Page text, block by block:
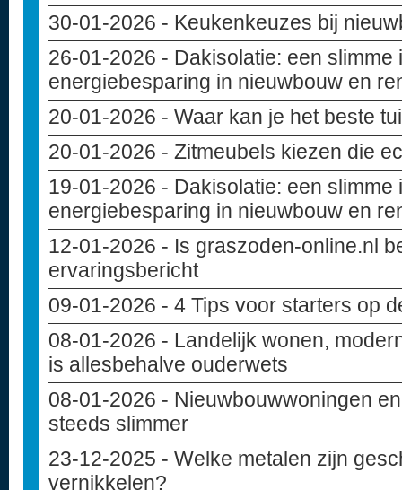
30-01-2026 - Keukenkeuzes bij
26-01-2026 - Dakisolatie: een
energiebesparing in nieuwbouw en
20-01-2026 - Waar kan je het beste
20-01-2026 - Zitmeubels kiezen die
19-01-2026 - Dakisolatie: een
energiebesparing in nieuwbouw en
12-01-2026 - Is graszoden-online.nl
ervaringsbericht
09-01-2026 - 4 Tips voor starters op
08-01-2026 - Landelijk wonen,
is allesbehalve ouderwets
08-01-2026 - Nieuwbouwwoningen
steeds slimmer
23-12-2025 - Welke metalen zijn
vernikkelen?